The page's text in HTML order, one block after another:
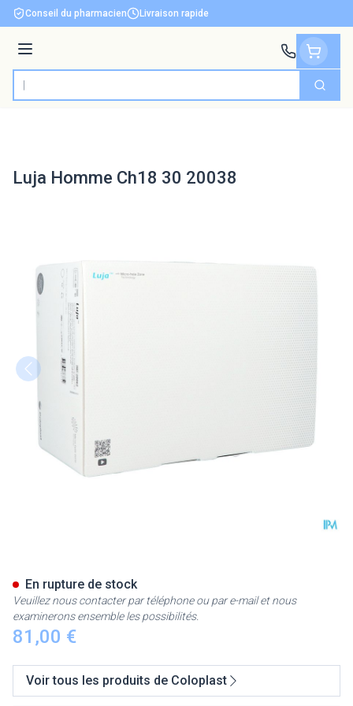
Aller au contenu
Conseil du pharmacien Livraison rapide
Menu
Rechercher
Luja Homme Ch18 30 20038
81,00 €
En rupture de stock
Veuillez nous contacter par téléphone ou par e-mail et nous
examinerons ensemble les possibilités.
Voir tous les produits de Coloplast